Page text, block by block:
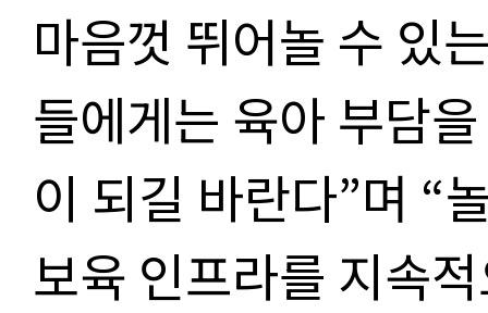
마음껏 뛰어놀 수 있
들에게는 육아 부담
이 되길 바란다”며 “
보육 인프라를 지속